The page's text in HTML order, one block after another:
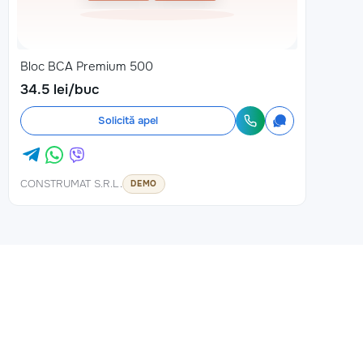
Bloc BCA Premium 500
34.5 lei/buc
Solicită apel
CONSTRUMAT S.R.L. DEMO